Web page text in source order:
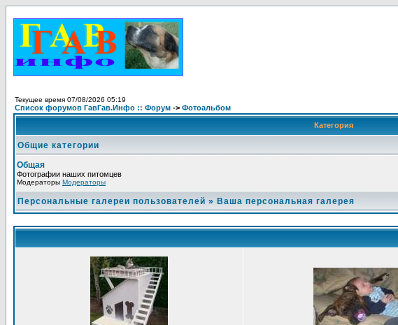
Текущее время 07/08/2026 05:19
Список форумов ГавГав.Инфо :: Форум -> Фотоальбом
Категория
Общие категории
Общая
Фотографии наших питомцев
Модераторы Модераторы
Персональные галереи пользователей » Ваша персональная галерея